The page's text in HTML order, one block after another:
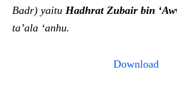
Badr) yaitu Hadhrat Zubair bin
ta’ala ‘anhu.
Download